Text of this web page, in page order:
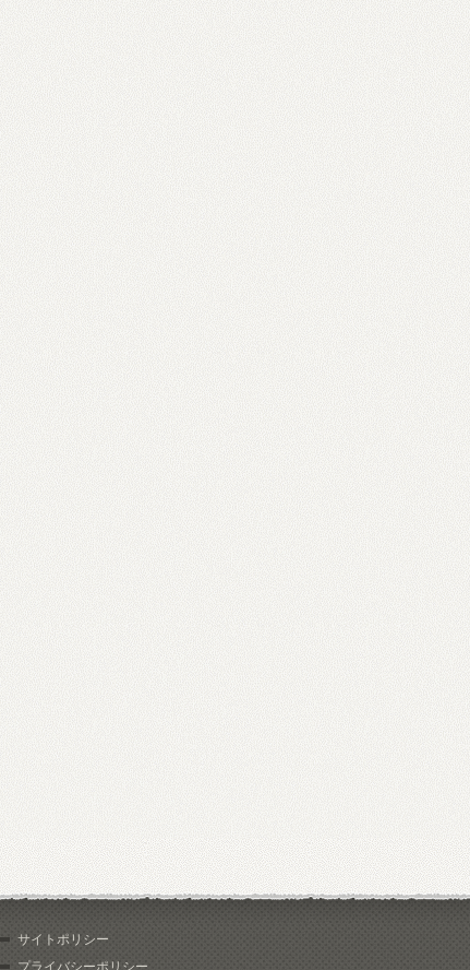
サイトポリシー
プライバシーポリシー